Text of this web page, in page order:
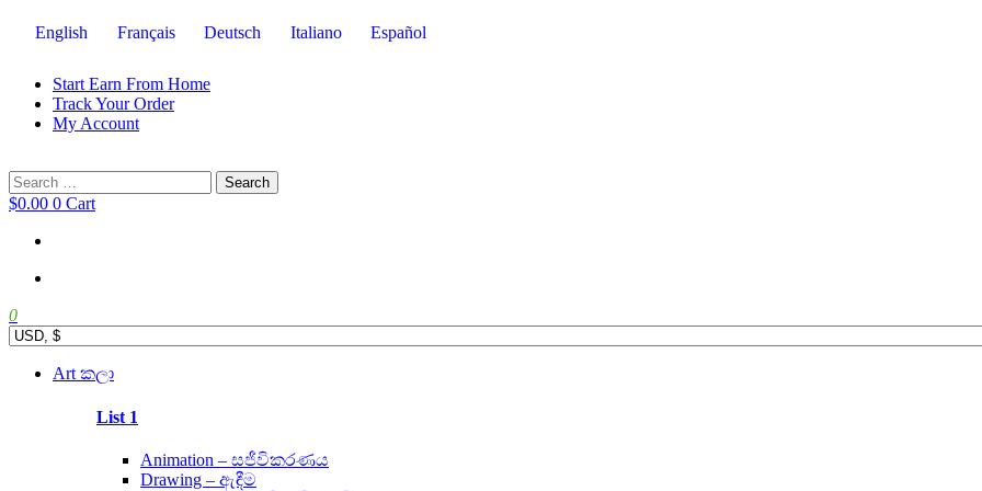
English Français Deutsch Italiano Español
Start Earn From Home
Track Your Order
My Account
Search
for:
$0.00 0 Cart
0
Main
Art කලා
List 1
Animation – සජීවිකරණය
Drawing – ඇඳීම